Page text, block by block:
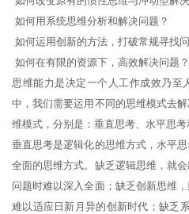
如何用系统思维分析和解决问题？
如何运用创新的方法，打破常规寻找
如何在有限的资源下，高效解决问题？
思维能力是决定一个人工作成效乃至
中，我们需要运用不同的思维模式去
维模式，分别是：垂直思考、水平思考
垂直思考是逻辑化的思维方式，水平
全面的思维方式。缺乏逻辑思维，就
问题时难以深入全面；缺乏创新思维
难以适应日新月异的创新时代；缺乏